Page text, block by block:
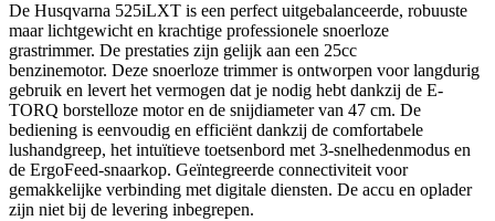
De Husqvarna 525iLXT is een perfect uitgebalanceerde, robuuste
maar lichtgewicht en krachtige professionele snoerloze
grastrimmer. De prestaties zijn gelijk aan een 25cc
benzinemotor. Deze snoerloze trimmer is ontworpen voor langdurig
gebruik en levert het vermogen dat je nodig hebt dankzij de E-
TORQ borstelloze motor en de snijdiameter van 47 cm. De
bediening is eenvoudig en efficiënt dankzij de comfortabele
lushandgreep, het intuïtieve toetsenbord met 3-snelhedenmodus en
de ErgoFeed-snaarkop. Geïntegreerde connectiviteit voor
gemakkelijke verbinding met digitale diensten. De accu en oplader
zijn niet bij de levering inbegrepen.